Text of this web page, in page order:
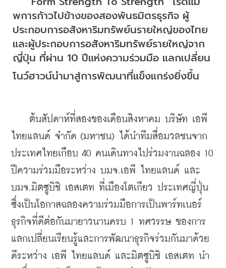
พการก้าวไปข้างของสองพันธมิตรธุรกิจ ผู้
ประกอบการอสังหาริมทรัพย์นรายใหญ่ของไทย
และผู้ประกอบการอสังหาริมทรัพย์รายใหญ่จาก
ญี่ปุ่น ที่ผ่าน 10 ปีแห่งความร่วมมือ แลกเปลี่ยน
โนว์ฮาวน์นำมาสู่การพัฒนาที่แข็งแกร่งยิ่งขึ้น
ต้นสัปดาห์ที่สองของเดือนสิงหาคม บริษัท เอพี
ไทยแลนด์ จำกัด (มหาชน) ได้นำทีมสื่อมวลชนจาก
ประเทศไทยเกือบ 40 คนเดินทางไปร่วมงานฉลอง 10
ปีความร่วมมือระหว่าง บมจ.เอพี ไทยแลนด์ และ
บมจ.มิตซูบิชิ เอสเตท ที่เมืองโตเกียว ประเทศญี่ปุ่น
ซึ่งเป็นโอกาสฉลองความร่วมมือการเป็นพาร์ทเนอร์
ธุรกิจที่ดีต่อกันมายาวนานครบ 1 ทศวรรษ ของการ
แลกเปลี่ยนเรียนรู้และการพัฒนาธุรกิจร่วมกันมาด้วย
ดีระหว่าง เอพี ไทยแลนด์ และมิตซูบิชิ เอสเตท นำ